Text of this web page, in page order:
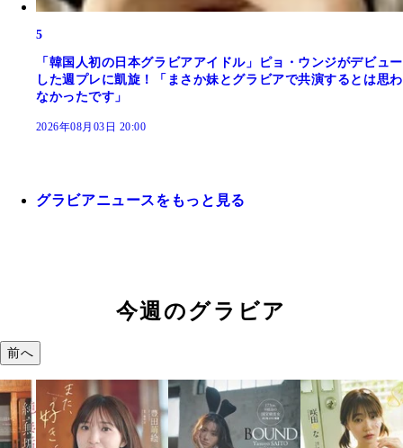
5
「韓国人初の日本グラビアアイドル」ピョ・ウンジがデビュー
した週プレに凱旋！「まさか妹とグラビアで共演するとは思わ
なかったです」
2026年08月03日 20:00
グラビアニュースをもっと見る
今週のグラビア
前へ